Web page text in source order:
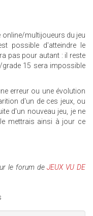
online/multijoueurs du jeu
possible d'atteindre le
pas pour autant : il reste
15 sera impossible
erreur ou une évolution
d'un de ces jeux, ou
d'un nouveau jeu, je ne
mettrais ainsi à jour ce
le forum deJEUX VU DE